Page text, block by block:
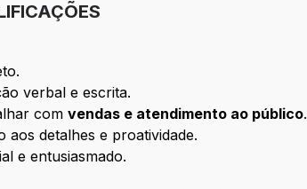
verbal e escrita.
comvendas e atendimento ao público.
aos detalhes e proatividade.
e entusiasmado.